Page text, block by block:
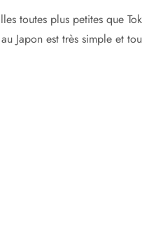
est toujours le suivant :